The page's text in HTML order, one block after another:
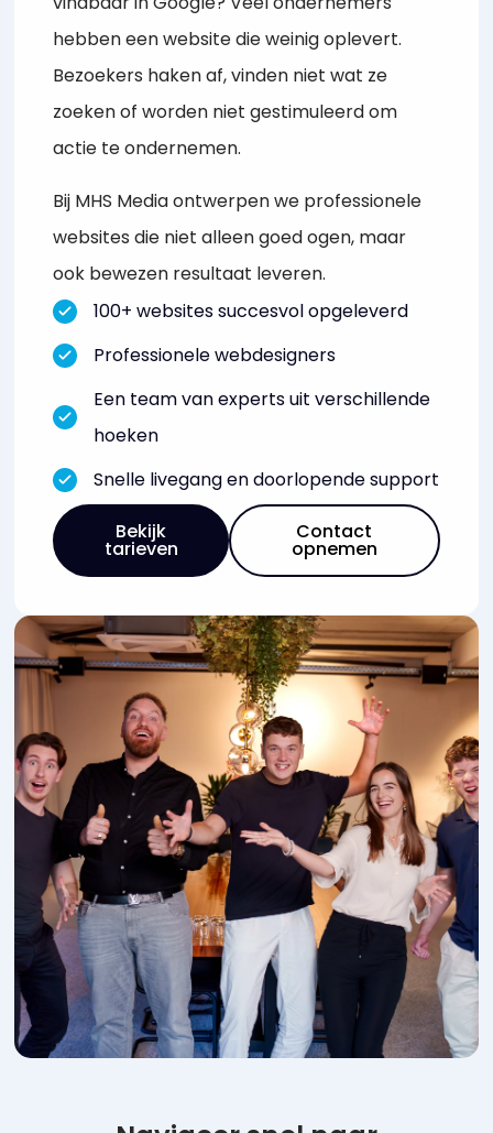
hebben een website die weinig oplevert.
Bezoekers haken af, vinden niet wat ze
zoeken of worden niet gestimuleerd om
actie te ondernemen.
Bij MHS Media ontwerpen we professionele
websites die niet alleen goed ogen, maar
ook bewezen resultaat leveren.
100+ websites succesvol opgeleverd
Professionele webdesigners
Een team van experts uit verschillende
hoeken
Snelle livegang en doorlopende support
Bekijk
tarieven
Contact
opnemen